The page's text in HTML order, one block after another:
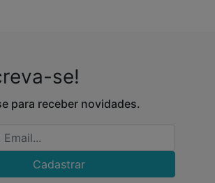
se!
para receber novidades.
Cadastrar